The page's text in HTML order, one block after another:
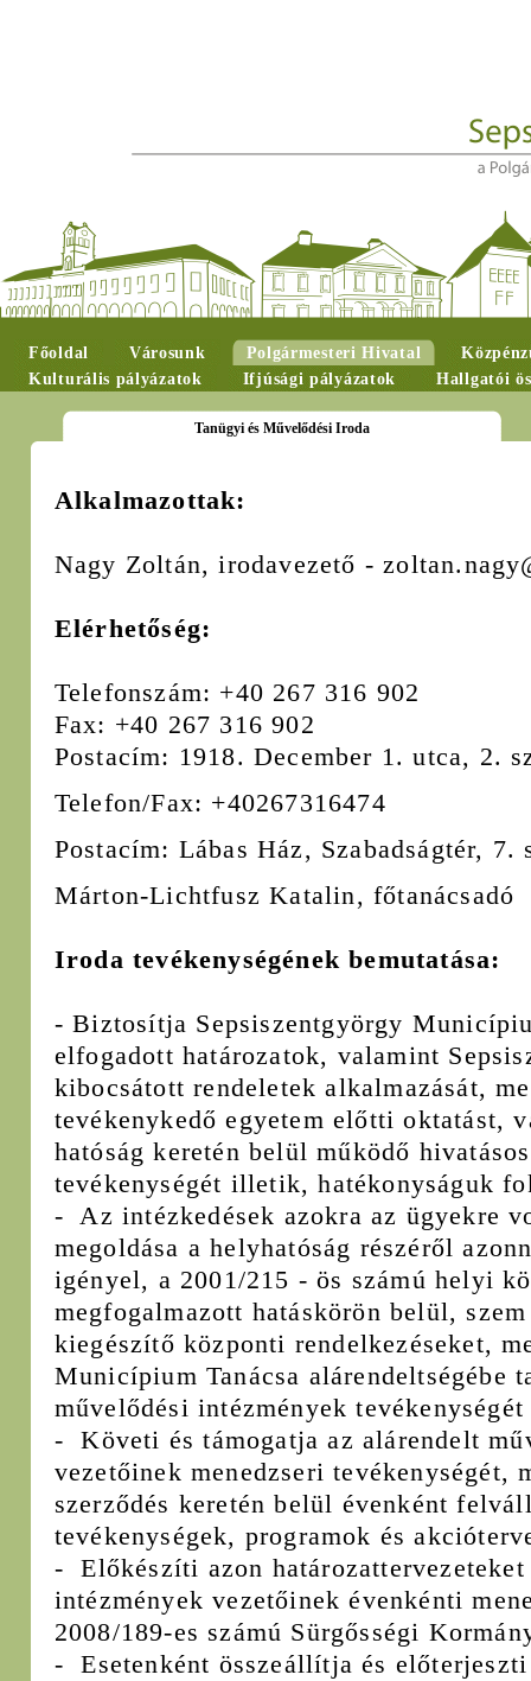
Főoldal Városunk Polgármesteri Hivatal
Kulturális pályázatok
Ifjúsági pályázatok Hallgatói
Tanügyi és Művelődési Iroda
Alkalmazottak:
Nagy Zoltán, irodavezető -
Elérhetőség:
Telefonszám: +40 267 316 902
Fax: +40 267 316 902
Postacím: 1918. December 1. utca, 2.
Telefon/Fax: +40267316474
Postacím: Lábas Ház, Szabadságtér, 7.
Márton-Lichtfusz Katalin, főtanácsadó
Iroda tevékenységének bemutatása:
- Biztosítja Sepsiszentgyörgy
elfogadott határozatok, valamint
kibocsátott rendeletek alkalmazását,
tevékenykedő egyetem előtti oktatást,
hatóság keretén belül működő
tevékenységét illetik, hatékonyságuk
- Az intézkedések azokra az ügyekre
megoldása a helyhatóság részéről
igényel, a 2001/215 - ös számú helyi
megfogalmazott hatáskörön belül,
kiegészítő központi rendelkezéseket,
Municípium Tanácsa alárendeltségébe
művelődési intézmények
- Követi és támogatja az alárendelt
vezetőinek menedzseri tevékenységét,
szerződés keretén belül évenként
tevékenységek, programok és
- Előkészíti azon
intézmények vezetőinek évenkénti
2008/189-es számú Sürgősségi
- Esetenként összeállítja és